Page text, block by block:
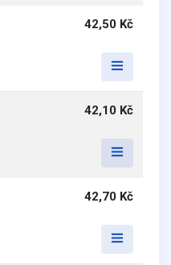
42,50 Kč
42,10 Kč
42,70 Kč